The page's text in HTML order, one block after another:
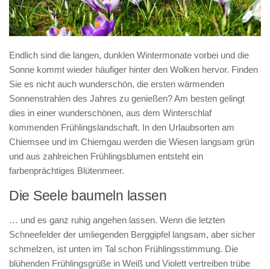
Endlich sind die langen, dunklen Wintermonate vorbei und die
Sonne kommt wieder häufiger hinter den Wolken hervor. Finden
Sie es nicht auch wunderschön, die ersten wärmenden
Sonnenstrahlen des Jahres zu genießen? Am besten gelingt
dies in einer wunderschönen, aus dem Winterschlaf
kommenden Frühlingslandschaft. In den Urlaubsorten am
Chiemsee und im Chiemgau werden die Wiesen langsam grün
und aus zahlreichen Frühlingsblumen entsteht ein
farbenprächtiges Blütenmeer.
Die Seele baumeln lassen
… und es ganz ruhig angehen lassen. Wenn die letzten
Schneefelder der umliegenden Berggipfel langsam, aber sicher
schmelzen, ist unten im Tal schon Frühlingsstimmung. Die
blühenden Frühlingsgrüße in Weiß und Violett vertreiben trübe